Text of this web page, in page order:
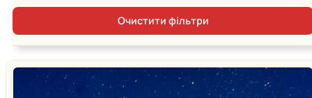
Очистити фільтри